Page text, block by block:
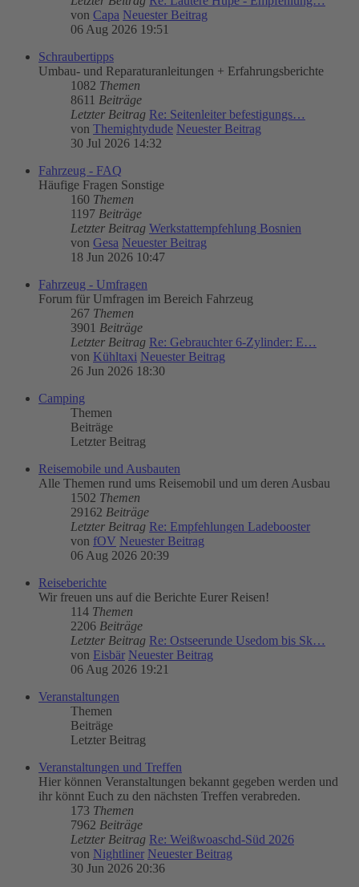
von Capa Neuester Beitrag
06 Aug 2026 19:51
Schraubertipps
Umbau- und Reparaturanleitungen + Erfahrungsberichte
1082 Themen
8611 Beiträge
Letzter Beitrag Re: Seitenleiter befestigungs…
von Themightydude Neuester Beitrag
30 Jul 2026 14:32
Fahrzeug - FAQ
Häufige Fragen Sonstige
160 Themen
1197 Beiträge
Letzter Beitrag Werkstattempfehlung Bosnien
von Gesa Neuester Beitrag
18 Jun 2026 10:47
Fahrzeug - Umfragen
Forum für Umfragen im Bereich Fahrzeug
267 Themen
3901 Beiträge
Letzter Beitrag Re: Gebrauchter 6-Zylinder: E…
von Kühltaxi Neuester Beitrag
26 Jun 2026 18:30
Camping
Themen
Beiträge
Letzter Beitrag
Reisemobile und Ausbauten
Alle Themen rund ums Reisemobil und um deren Ausbau
1502 Themen
29162 Beiträge
Letzter Beitrag Re: Empfehlungen Ladebooster
von fOV Neuester Beitrag
06 Aug 2026 20:39
Reiseberichte
Wir freuen uns auf die Berichte Eurer Reisen!
114 Themen
2206 Beiträge
Letzter Beitrag Re: Ostseerunde Usedom bis Sk…
von Eisbär Neuester Beitrag
06 Aug 2026 19:21
Veranstaltungen
Themen
Beiträge
Letzter Beitrag
Veranstaltungen und Treffen
Hier können Veranstaltungen bekannt gegeben werden und
ihr könnt Euch zu den nächsten Treffen verabreden.
173 Themen
7962 Beiträge
Letzter Beitrag Re: Weißwoaschd-Süd 2026
von Nightliner Neuester Beitrag
30 Jun 2026 20:36